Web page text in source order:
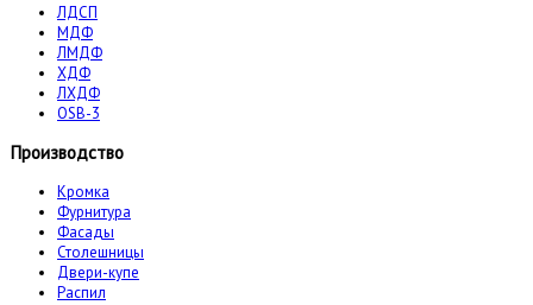
ЛДСП
МДФ
ЛМДФ
ХДФ
ЛХДФ
OSB-3
Производство
Кромка
Фурнитура
Фасады
Столешницы
Двери-купе
Распил